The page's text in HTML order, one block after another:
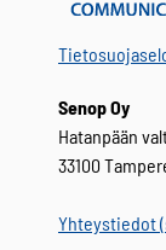
Senop Oy
Hatanpään
33100
Yhteystiedot